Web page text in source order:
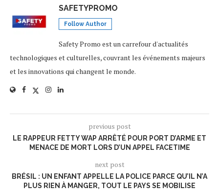
SAFETYPROMO
Follow Author
Safety Promo est un carrefour d'actualités
technologiques et culturelles, couvrant les événements majeurs
et les innovations qui changent le monde.
previous post
LE RAPPEUR FETTY WAP ARRÊTÉ POUR PORT D’ARME ET
MENACE DE MORT LORS D’UN APPEL FACETIME
next post
BRÉSIL : UN ENFANT APPELLE LA POLICE PARCE QU’IL N’A
PLUS RIEN À MANGER, TOUT LE PAYS SE MOBILISE